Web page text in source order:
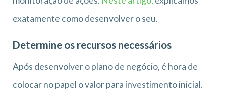
exatamente como desenvolver o seu.
Determine os recursos necessários
Após desenvolver o plano de negócio, é hora de
colocar no papel o valor para investimento inicial.